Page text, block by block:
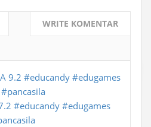
WRITE KOMENTAR
9.2 #educandy #edugames
#pancasila
#educandy #edugames